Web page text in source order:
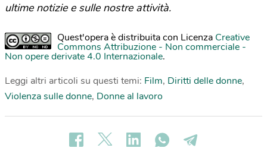
ultime notizie e sulle nostre attività.
Quest'opera è distribuita con Licenza Creative
Commons Attribuzione - Non commerciale -
Non opere derivate 4.0 Internazionale.
Leggi altri articoli su questi temi: Film, Diritti delle donne,
Violenza sulle donne, Donne al lavoro